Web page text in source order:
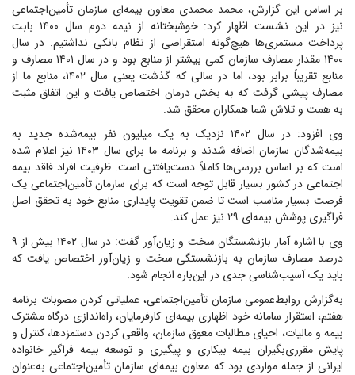
بر اساس این گزارش، محمد محمدی معاون بیمه‌ای سازمان تأمین‌اجتماعی
نیز در این نشست اظهار کرد: خوشبختانه از نیمه دوم سال ۱۴۰۰ بابت
پرداخت مستمری‌ها هیچ‌گونه استقراضی از نظام بانکی نداشتیم. در سال
۱۴۰۰ مقدار مصارف سازمان کمی بیشتر از منابع بود و در سال ۱۴۰۱ مصارف و
منابع تقریباً برابر بود، اما در سالی که گذشت یعنی سال ۱۴۰۲، منابع ما از
مصارف پیشی گرفت که به بخش درمان اختصاص یافت و این اتفاق مثبت
به همت و تلاش شما همکاران محقق شد.
وی افزود: در سال ۱۴۰۲ نزدیک به یک میلیون نفر بیمه‌شده جدید به
بیمه‌شدگان سازمان اضافه شدند و برنامه ما برای سال ۱۴۰۳ نیز اعلام شده
است که بر اساس بررسی‌ها کاملاً دست‌یافتنی است. ظرفیت افراد فاقد بیمه
اجتماعی در کشور بسیار قابل توجه است که برای سازمان تأمین‌اجتماعی یک
فرصت بسیار مناسب است تا ضمن تقویت پایداری منابع خود به تحقق اصل
فراگیری پوشش بیمه‌ای ۲۹ نیز عمل کند.
وی با اشاره آمار بازنشستگان سخت و زیان‌آور گفت: در سال ۱۴۰۲ بیش از ۹
درصد مصارف سازمان به بازنشستگی سخت و زیان‌آور اختصاص یافت که
باید یک آسیب‌شناسی جدی در این‌باره انجام شود.
به‌گزارش روابط‌عمومی سازمان تأمین‌اجتماعی، عملیاتی کردن مصوبات برنامه
هفتم، استقرار سامانه خود اظهاری بیمه‌ای کارفرمایان، راه‌اندازی درگاه مشترک
بیمه و مالیات، احیای مطالبات معوق سازمان، واقعی کردن دستمزدها، کنترل و
پایش مقرری‌بگیران بیمه بیکاری و پیگیری و توسعه بیمه فراگیر خانواده
ایرانی از جمله مواردی بود که معاون بیمه‌ای سازمان تأمین‌اجتماعی به‌عنوان